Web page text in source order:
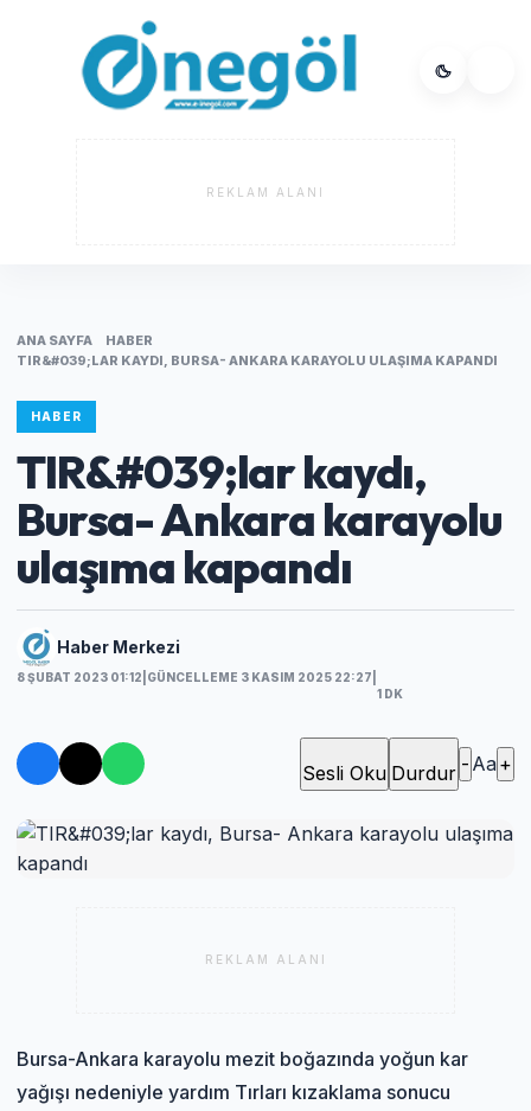
REKLAM ALANI
ANA SAYFA
HABER
TIR&#039;LAR KAYDI, BURSA- ANKARA KARAYOLU ULAŞIMA KAPANDI
HABER
TIR&#039;lar kaydı,
Bursa- Ankara karayolu
ulaşıma kapandı
Haber Merkezi
8 ŞUBAT 2023 01:12 GÜNCELLEME 3 KASIM 2025 22:27
1 DK
Sesli Oku Durdur - Aa+
REKLAM ALANI
Bursa-Ankara karayolu mezit boğazında yoğun kar
yağışı nedeniyle yardım Tırları kızaklama sonucu